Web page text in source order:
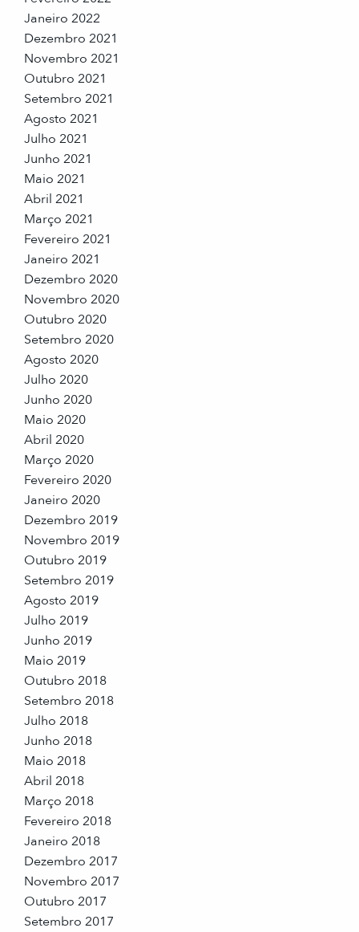
Janeiro 2022
Dezembro 2021
Novembro 2021
Outubro 2021
Setembro 2021
Agosto 2021
Julho 2021
Junho 2021
Maio 2021
Abril 2021
Março 2021
Fevereiro 2021
Janeiro 2021
Dezembro 2020
Novembro 2020
Outubro 2020
Setembro 2020
Agosto 2020
Julho 2020
Junho 2020
Maio 2020
Abril 2020
Março 2020
Fevereiro 2020
Janeiro 2020
Dezembro 2019
Novembro 2019
Outubro 2019
Setembro 2019
Agosto 2019
Julho 2019
Junho 2019
Maio 2019
Outubro 2018
Setembro 2018
Julho 2018
Junho 2018
Maio 2018
Abril 2018
Março 2018
Fevereiro 2018
Janeiro 2018
Dezembro 2017
Novembro 2017
Outubro 2017
Setembro 2017